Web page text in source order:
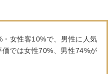
女性客10%で、男性に人気
では女性70%、男性74%が